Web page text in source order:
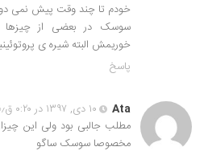
خودم تا چند وقت پیش نمی
سوسک در بعضی از چیزها
خوریمش البته شیره ی
پاسخ
Ata
۱۰ دی, ۱۳۹۷ در ۰:۲۰ ق٫ظ
مطلب جالبی بود ولی این
مخصوصا سوسک ساگو